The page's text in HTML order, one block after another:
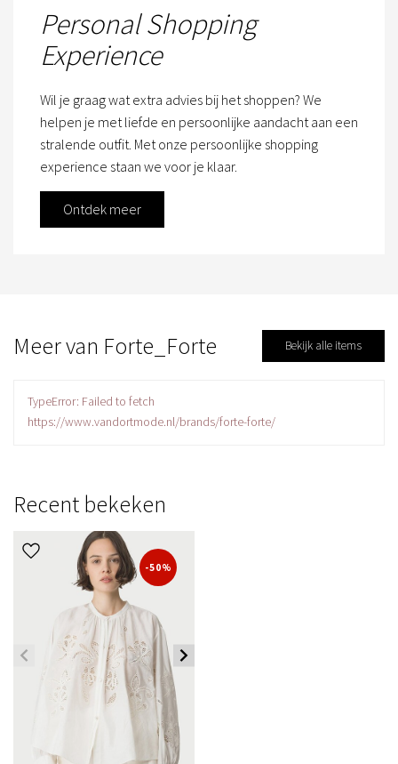
Personal Shopping
Experience
Wil je graag wat extra advies bij het shoppen? We
helpen je met liefde en persoonlijke aandacht aan een
stralende outfit. Met onze persoonlijke shopping
experience staan we voor je klaar.
Ontdek meer
Meer van Forte_Forte Bekijk alle items
TypeError: Failed to fetch
https://www.vandortmode.nl/brands/forte-forte/
Recent bekeken
-50%